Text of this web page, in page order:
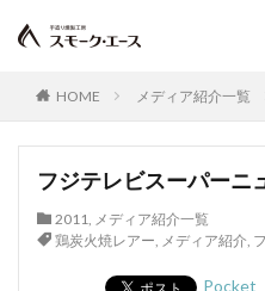
宮崎地頭鶏ももスモーク
お問合せ
イタリアンフ
ポラロイド
レビュー
官能検査
クリーンパック
HOME メディア紹介一覧
フジテレビスーパーニ
2011, メディア紹介一覧
鶏炭火焼レアー, メディア紹介,
Pocket